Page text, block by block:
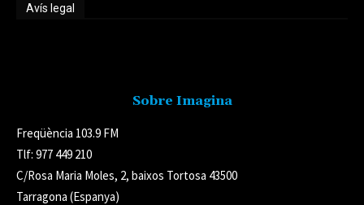
Avís legal
Sobre Imagina
Freqüència 103.9 FM
Tlf: 977 449 210
C/Rosa Maria Moles, 2, baixos Tortosa 43500
Tarragona (Espanya)